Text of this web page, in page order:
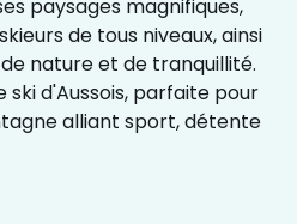
paysages magnifiques,
de tous niveaux, ainsi
nature et de tranquillité.
d'Aussois, parfaite pour
alliant sport, détente